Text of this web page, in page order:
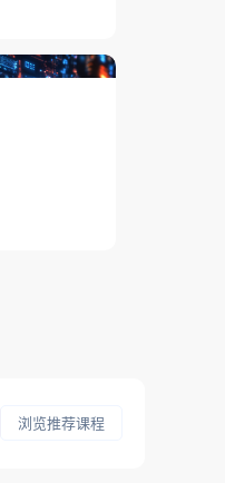
浏览推荐课程